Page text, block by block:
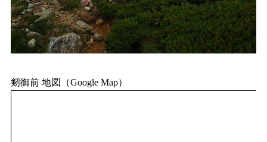
剱御前 地図（Google Map）